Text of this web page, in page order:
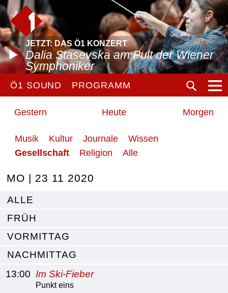
JETZT: DAS Ö1 KONZERT
Dalia Stasevska am Pult der Wiener
Symphoniker
Ö1 SOUND PROGRAMM
Gestern Heute Morgen
Musik Kultur Journale
Wissen
Gesellschaft
Religion Alle
MO | 23 11 2020
ALLE
FRÜH
VORMITTAG
NACHMITTAG
13:00 Im Ski-Fieber
Punkt eins